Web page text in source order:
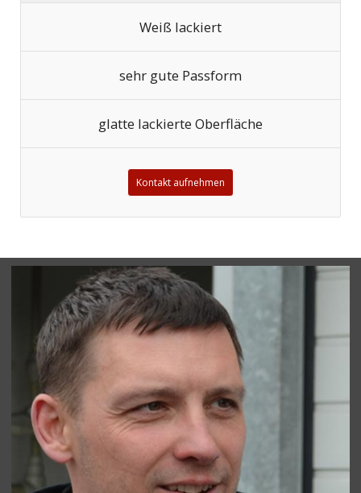
Weiß lackiert
sehr gute Passform
glatte lackierte Oberfläche
Kontakt aufnehmen